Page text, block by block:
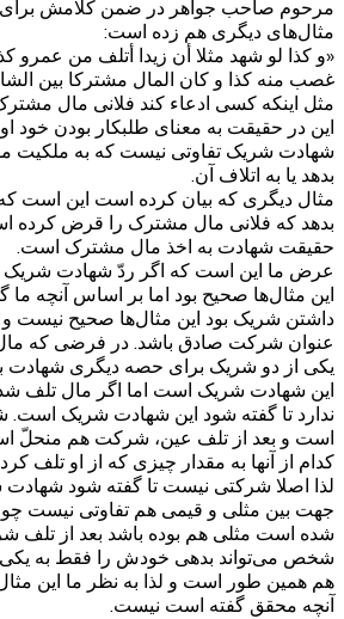
مرحوم صاحب جواهر در ضمن کلامش
مثال‌های دیگری هم زده است:
«و كذا لو شهد مثلا أن زيدا أتلف من عمرو
غصب منه كذا و كان المال مشتركا بين
مثل اینکه کسی ادعاء کند فلانی مال
این در حقیقت به معنای طلبکار بودن
شهادت شریک تفاوتی نیست که به
بدهد یا به اتلاف آن.
مثال دیگری که بیان کرده است این است
بدهد که فلانی مال مشترک را قرض کرده
حقیقت شهادت به اخذ مال مشترک است.
عرض ما این است که اگر ردّ شهادت شریک
این مثال‌ها صحیح بود اما بر اساس آنچه
داشتن شریک بود این مثال‌ها صحیح نیست و
عنوان شرکت صادق باشد. در فرضی که
یکی از دو شریک برای حصه دیگری شهادت
این شهادت شریک است اما اگر مال تلف
ندارد تا گفته شود این شهادت شریک
است و بعد از تلف عین، شرکت هم منحلّ
کدام از آنها به مقدار چیزی که از او
لذا اصلا شرکتی نیست تا گفته شود
جهت بین مثلی و قیمی هم تفاوتی نیست
شده است مثلی هم بوده باشد بعد از تلف
شخص می‌تواند بدهی خودش را فقط به یکی
هم همین طور است و لذا به نظر ما این
آنچه محقق گفته است نیست.